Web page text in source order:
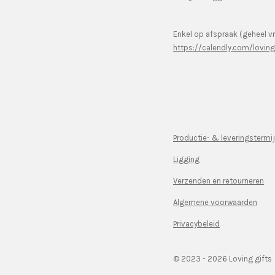
Enkel op afspraak (geheel
https://calendly.com/
Productie- &
Ligging
Verzenden en retourneren
Algemene voorwaarden
Privacybeleid
© 2023 - 2026 Loving gifts